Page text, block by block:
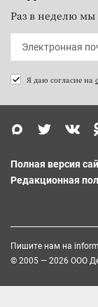
Раз в неделю
Я даю согласие на
Полная версия
Редакционная
Пишите нам на
© 2005 — 2026 ООО